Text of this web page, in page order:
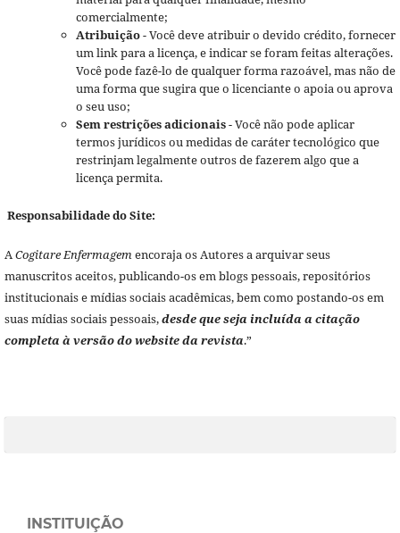
comercialmente;
Atribuição- Você deve atribuir o devido crédito, fornecer
um link para a licença, e indicar se foram feitas alterações.
Você pode fazê-lo de qualquer forma razoável, mas não de
uma forma que sugira que o licenciante o apoia ou aprova
o seu uso;
Sem restrições adicionais- Você não pode aplicar
termos jurídicos ou medidas de caráter tecnológico que
restrinjam legalmente outros de fazerem algo que a
licença permita.
Responsabilidade do Site:
ACogitare Enfermagemencoraja os Autores a arquivar seus
manuscritos aceitos, publicando-os em blogs pessoais, repositórios
institucionais e mídias sociais acadêmicas, bem como postando-os em
suas mídias sociais pessoais,desde que seja incluída a citação
completa à versão do website da revista.”
INSTITUIÇÃO